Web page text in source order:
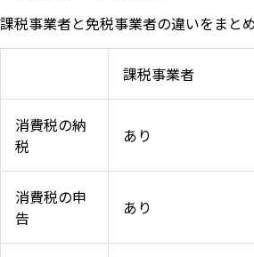
課税事業者と免税事業者の違いをまと
課税事業者
消費税の納
税
あり
消費税の申
告
あり